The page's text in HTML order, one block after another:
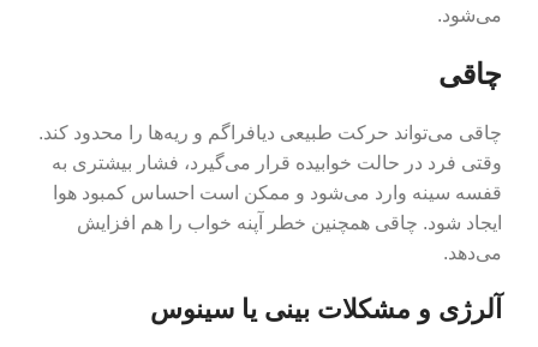
می‌شود.
چاقی
چاقی می‌تواند حرکت طبیعی دیافراگم و ریه‌ها را محدود کند.
وقتی فرد در حالت خوابیده قرار می‌گیرد، فشار بیشتری به
قفسه سینه وارد می‌شود و ممکن است احساس کمبود هوا
ایجاد شود. چاقی همچنین خطر آپنه خواب را هم افزایش
می‌دهد.
آلرژی و مشکلات بینی یا سینوس